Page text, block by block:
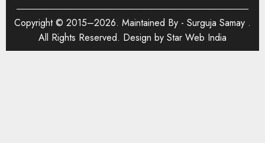
Copyright © 2015–2026. Maintained By - Surguja Samay .
All Rights Reserved. Design by Star Web India